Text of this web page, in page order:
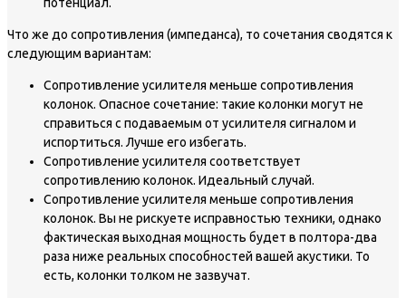
Что же до сопротивления (импеданса), то сочетания сводятся к
следующим вариантам:
Сопротивление усилителя меньше сопротивления
колонок. Опасное сочетание: такие колонки могут не
справиться с подаваемым от усилителя сигналом и
испортиться. Лучше его избегать.
Сопротивление усилителя соответствует
сопротивлению колонок. Идеальный случай.
Сопротивление усилителя меньше сопротивления
колонок. Вы не рискуете исправностью техники, однако
фактическая выходная мощность будет в полтора-два
раза ниже реальных способностей вашей акустики. То
есть, колонки толком не зазвучат.